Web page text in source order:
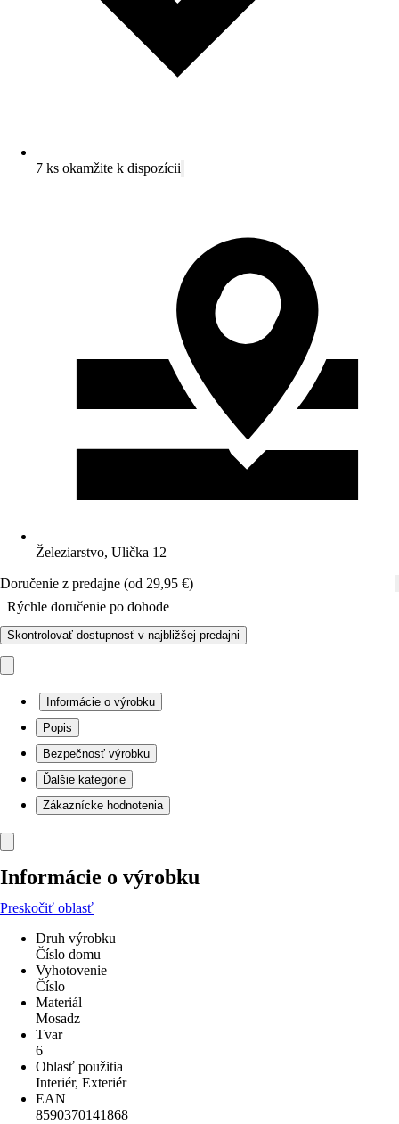
7 ks okamžite k dispozícii
Železiarstvo, Ulička 12
Doručenie z predajne (od 29,95 €)
Rýchle doručenie po dohode
Skontrolovať dostupnosť v najbližšej predajni
Informácie o výrobku
Popis
Bezpečnosť výrobku
Ďalšie kategórie
Zákaznícke hodnotenia
Informácie o výrobku
Preskočiť oblasť
Druh výrobku
Číslo domu
Vyhotovenie
Číslo
Materiál
Mosadz
Tvar
6
Oblasť použitia
Interiér, Exteriér
EAN
8590370141868